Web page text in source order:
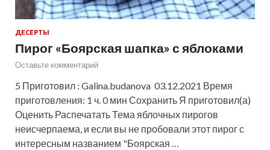
ДЕСЕРТЫ
Пирог «Боярская шапка» с яблоками
Оставьте комментарий
5 Приготовил : Galina.budanova 03.12.2021 Время
приготовления: 1 ч. 0 мин Сохранить Я приготовил(а)
Оценить Распечатать Тема яблочных пирогов
неисчерпаема, и если вы не пробовали этот пирог с
интересным названием "Боярская …